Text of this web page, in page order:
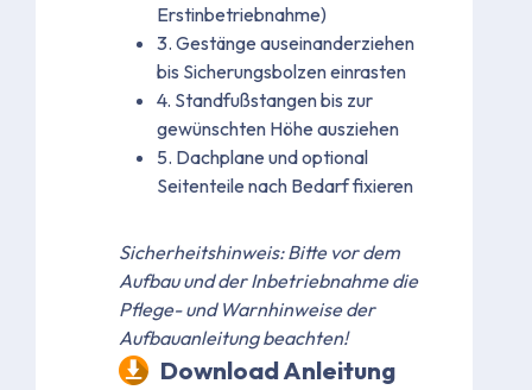
Erstinbetriebnahme)
3. Gestänge auseinanderziehen
bis Sicherungsbolzen einrasten
4. Standfußstangen bis zur
gewünschten Höhe ausziehen
5. Dachplane und optional
Seitenteile nach Bedarf fixieren
Sicherheitshinweis: Bitte vor dem
Aufbau und der Inbetriebnahme die
Pflege- und Warnhinweise der
Aufbauanleitung beachten!
Download Anleitung